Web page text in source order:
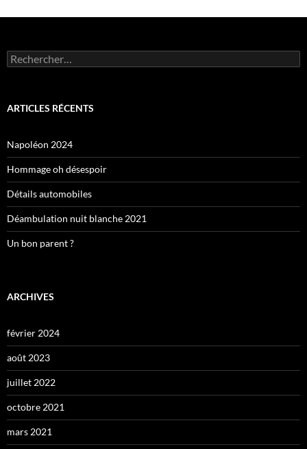
Rechercher :
ARTICLES RÉCENTS
Napoléon 2024
Hommage oh désespoir
Détails automobiles
Déambulation nuit blanche 2021
Un bon parent ?
ARCHIVES
février 2024
août 2023
juillet 2022
octobre 2021
mars 2021